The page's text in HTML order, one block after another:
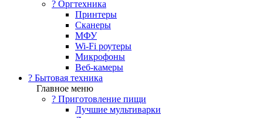
?️ Оргтехника
Принтеры
Сканеры
МФУ
Wi-Fi роутеры
Микрофоны
Веб-камеры
? Бытовая техника
Главное меню
? Приготовление пищи
Лучшие мультиварки